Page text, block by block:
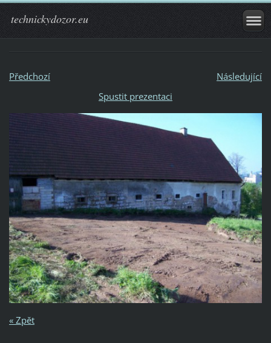
technickydozor.eu
Předchozí
Následující
Spustit prezentaci
« Zpět